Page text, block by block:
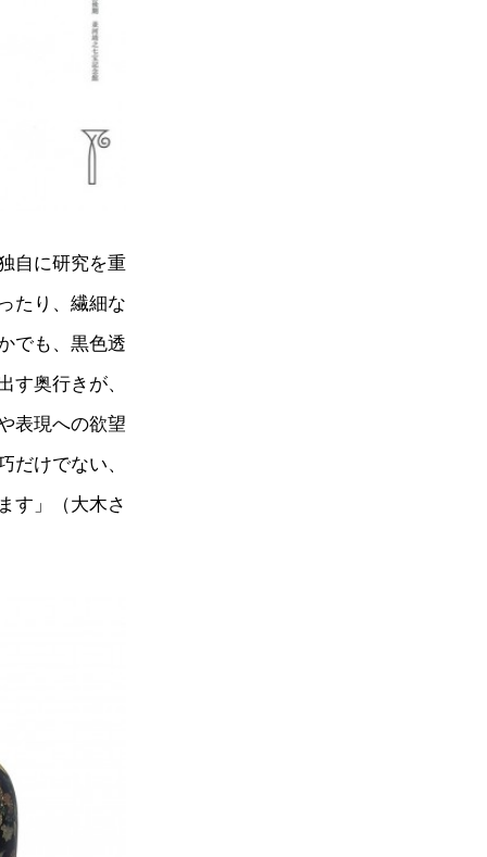
自に研究を重
たり、繊細な
でも、黒色透
す奥行きが、
表現への欲望
だけでない、
す」（大木さ